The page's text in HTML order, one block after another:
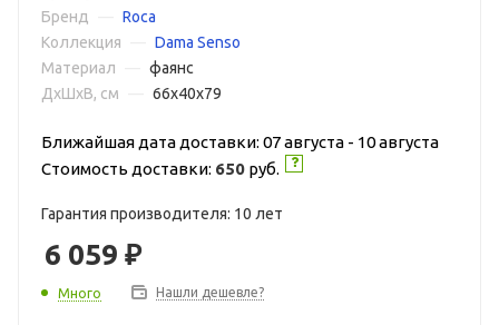
Бренд
Roca
Коллекция
Dama Senso
Материал
фаянс
ДxШxВ, см
66x40x79
Ближайшая дата доставки: 07 августа - 10 августа
Стоимость доставки: 650 руб.
Гарантия производителя: 10 лет
6 059 ₽
Много Нашли дешевле?